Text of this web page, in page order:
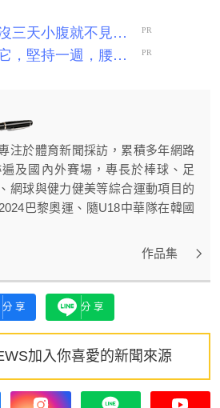
注於體育新聞採訪，累積多年網路
及國內外賽場，專長於棒球、足
網球與健力健美等綜合運動項目的
巴黎奧運、隨U18中華隊在韓國
作品集
分享 分享
加入你喜愛的新聞來源